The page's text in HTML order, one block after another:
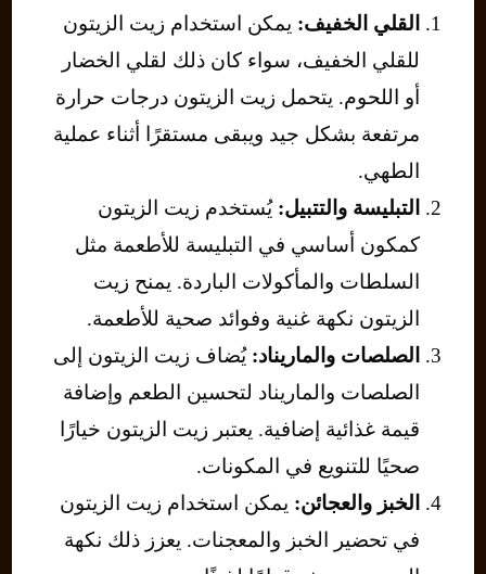
القلي الخفيف: يمكن استخدام زيت الزيتون
للقلي الخفيف، سواء كان ذلك لقلي الخضار
أو اللحوم. يتحمل زيت الزيتون درجات حرارة
مرتفعة بشكل جيد ويبقى مستقرًا أثناء عملية
الطهي.
التبليسة والتتبيل: يُستخدم زيت الزيتون
كمكون أساسي في التبليسة للأطعمة مثل
السلطات والمأكولات الباردة. يمنح زيت
الزيتون نكهة غنية وفوائد صحية للأطعمة.
الصلصات والماريناد: يُضاف زيت الزيتون إلى
الصلصات والماريناد لتحسين الطعم وإضافة
قيمة غذائية إضافية. يعتبر زيت الزيتون خيارًا
صحيًا للتنويع في المكونات.
الخبز والعجائن: يمكن استخدام زيت الزيتون
في تحضير الخبز والمعجنات. يعزز ذلك نكهة